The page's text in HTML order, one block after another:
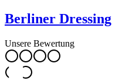
Berliner Dressing
Unsere Bewertung